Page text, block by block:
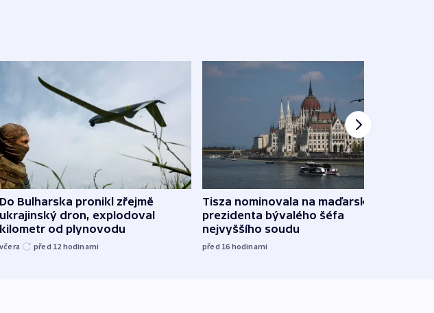
Do Bulharska pronikl zřejmě
ukrajinský dron, explodoval
kilometr od plynovodu
včera před 12 hodinami
Tisza nominovala na maďarského
prezidenta bývalého šéfa
nejvyššího soudu
před 16 hodinami